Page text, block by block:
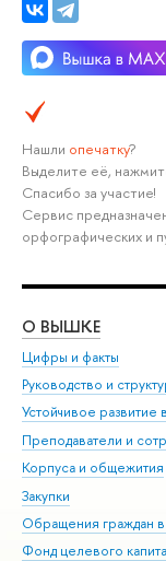
Нашли опечатку?
Выделите её,
Спасибо за участие!
Сервис
орфографических и
О ВЫШКЕ
Цифры и факты
Руководство и
Устойчивое
Преподаватели и
Корпуса и общежития
Закупки
Обращения граждан
Фонд целевого